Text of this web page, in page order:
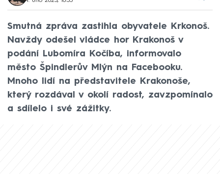
Smutná zpráva zastihla obyvatele Krkonoš.
Navždy odešel vládce hor Krakonoš v
podání Lubomíra Kočíba, informovalo
město Špindlerův Mlýn na Facebooku.
Mnoho lidí na představitele Krakonoše,
který rozdával v okolí radost, zavzpomínalo
a sdílelo i své zážitky.